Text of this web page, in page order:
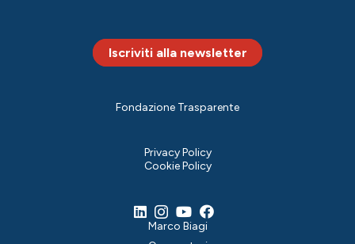
Iscriviti alla newsletter
Marco Biagi
Fondazione Trasparente
Privacy Policy
Cookie Policy